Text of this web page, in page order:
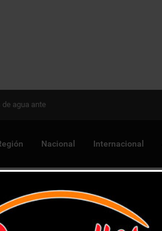
Nacional Internacional